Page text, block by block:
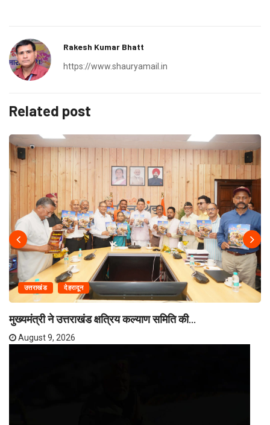
Rakesh Kumar Bhatt
https://www.shauryamail.in
Related post
उत्तराखंड देहरादून
मुख्यमंत्री ने उत्तराखंड क्षत्रिय कल्याण समिति की...
August 9, 2026